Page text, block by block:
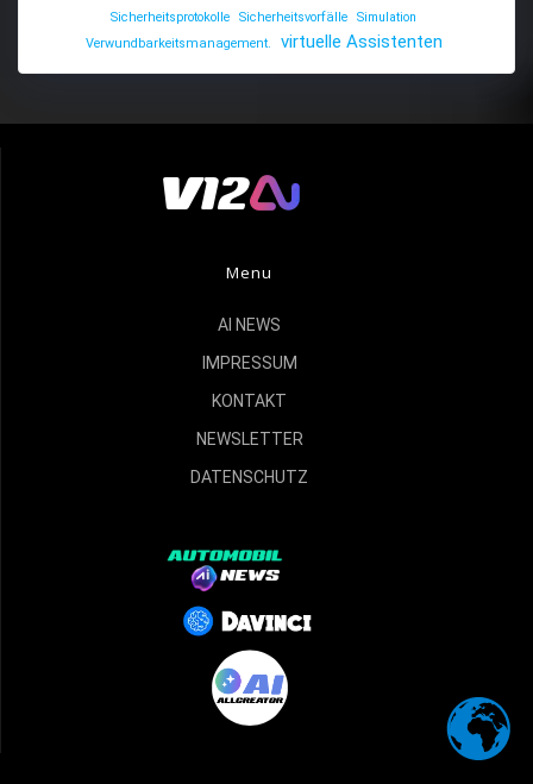
Sicherheitsprotokolle
Sicherheitsvorfälle
Simulation
Verwundbarkeitsmanagement.
virtuelle Assistenten
Menu
AI NEWS
IMPRESSUM
KONTAKT
NEWSLETTER
DATENSCHUTZ